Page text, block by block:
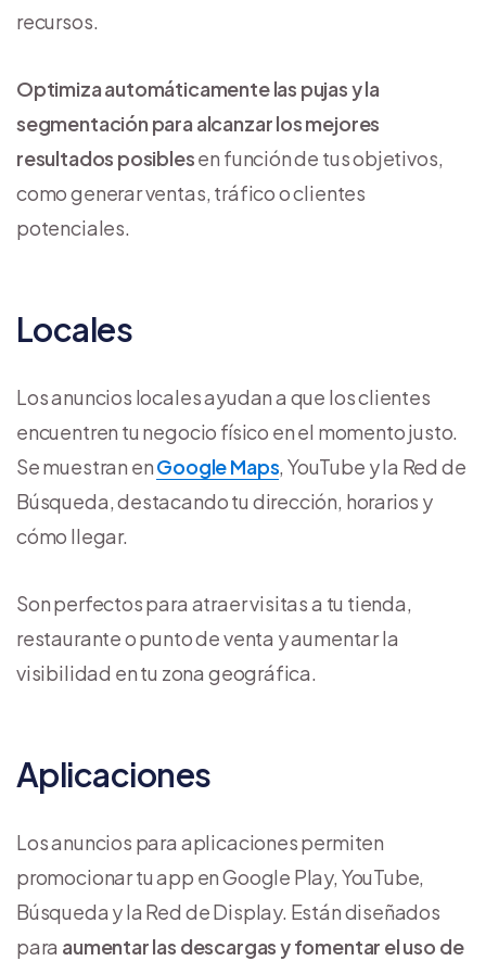
recursos.
Optimiza automáticamente las pujas y la
segmentación para alcanzar los mejores
resultados posiblesen función de tus objetivos,
como generar ventas, tráfico o clientes
potenciales.
Locales
Los anuncios locales ayudan a que los clientes
encuentren tu negocio físico en el momento justo.
Se muestran enGoogle Maps, YouTube y la Red de
Búsqueda, destacando tu dirección, horarios y
cómo llegar.
Son perfectos para atraer visitas a tu tienda,
restaurante o punto de venta y aumentar la
visibilidad en tu zona geográfica.
Aplicaciones
Los anuncios para aplicaciones permiten
promocionar tu app en Google Play, YouTube,
Búsqueda y la Red de Display. Están diseñados
para aumentar las descargas y fomentar el uso de